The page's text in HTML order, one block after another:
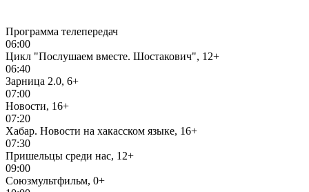
Программа телепередач
06:00
Цикл "Послушаем вместе. Шостакович", 12+
06:40
Зарница 2.0, 6+
07:00
Новости, 16+
07:20
Хабар. Новости на хакасском языке, 16+
07:30
Пришельцы среди нас, 12+
09:00
Союзмультфильм, 0+